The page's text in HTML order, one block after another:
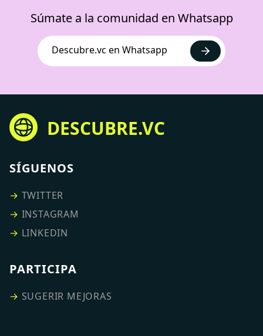
Súmate a la comunidad en Whatsapp
Descubre.vc en Whatsapp
DESCUBRE.VC
SÍGUENOS
→ TWITTER
→ INSTAGRAM
→ LINKEDIN
PARTICIPA
→ SUGERIR MEJORAS